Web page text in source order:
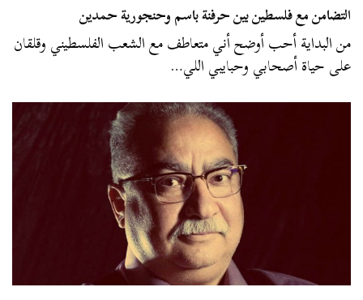
التضامن مع فلسطين بين حرفنة باسم وحنجورية حمدين
من البداية أحب أوضح أني متعاطف مع الشعب الفلسطيني وقلقان
على حياة أصحابي وحبايبي اللي…